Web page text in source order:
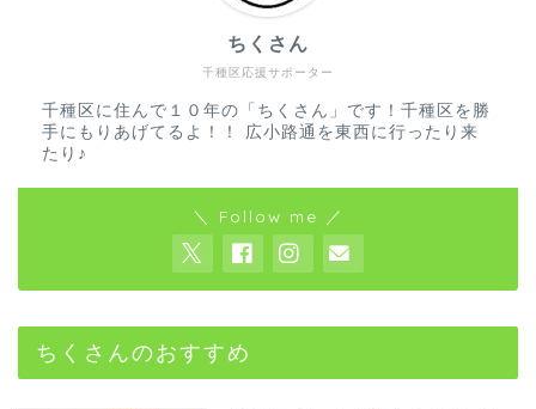
千種区応援サポーター
ちくさん
千種区に住んで１０年の「ちくさん」です！千種区を勝
手にもりあげてるよ！！ 広小路通を東西に行ったり来
たり♪
＼ Follow me ／
ちくさんのおすすめ